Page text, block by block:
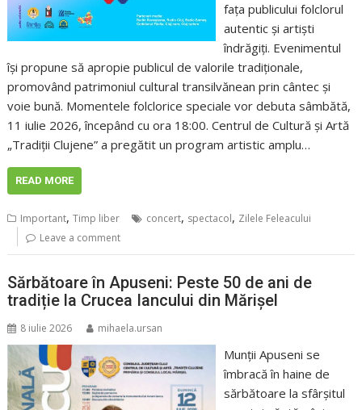
fața publicului folclorul
autentic și artiști
îndrăgiți. Evenimentul
își propune să apropie publicul de valorile tradiționale,
promovând patrimoniul cultural transilvănean prin cântec și
voie bună. Momentele folclorice speciale vor debuta sâmbătă,
11 iulie 2026, începând cu ora 18:00. Centrul de Cultură și Artă
„Tradiții Clujene” a pregătit un program artistic amplu…
READ MORE
Important,Timp liber concert, spectacol, Zilele Feleacului
Leave a comment
Sărbătoare în Apuseni: Peste 50 de ani de
tradiție la Crucea Iancului din Mărișel
8 iulie 2026 mihaela.ursan
Munții Apuseni se
îmbracă în haine de
sărbătoare la sfârșitul